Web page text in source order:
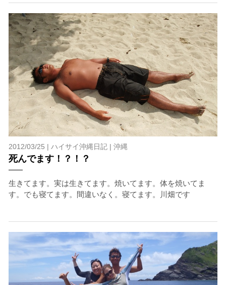
2012/03/25 | ハイサイ沖縄日記| 沖縄
死んでます！？！？
生きてます。実は生きてます。焼いてます。体を焼いてま
す。でも寝てます。間違いなく。寝てます。川畑です
リー人数を制限する場合があります。また、エントリー
の順番はガイドが決定しますので、必ずその指示に従っ
て準備してください。
3.クジラとの距離と泳ぎ方
クジラの観察は水面からのみとし、素潜りは禁止としま
す。クジラによっては、人が近くを泳ぐことを嫌い、逃
げてしまう場合があります。そのため、原則として緊急
時やガイドの指示がある場合を除き、クジラの近くでフ
ィンキックなどをして泳ぐことも禁止します。クジラは
一度でもそのような行動を取る人間を嫌がってしまう
と、その後スイムで近づくことができなくなる場合が多
いため、必ずこれらの事項をお守りください。
4.スイム遂行の可否と返金について
ツアー当日は、ゲストの安全を最優先とし、可能な限り
スイムが実施できるよう努めます。しかし、万が一海に
エントリーできなかった場合や、クジラを発見できなか
った場合でも返金はいたしませんので、あらかじめご了
ません。そのため、多少の波やうねりがある中でスノー
ケリングを行う場合が多くなります。泳力や体力に自信
のない方、また船酔いしやすい方は、ご自身で事前に十
分な対策をお願いいたします。